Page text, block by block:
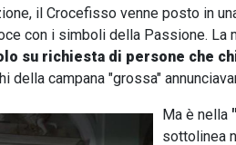
il Crocefisso venne posto in
con i simboli della Passione.
su richiesta di persone che
della campana "grossa"
Ma è nella
sottolinea